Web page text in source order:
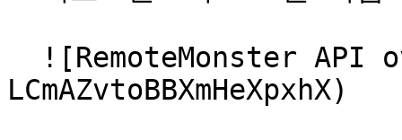
LCmAZvtoBBXmHeXpxhX)